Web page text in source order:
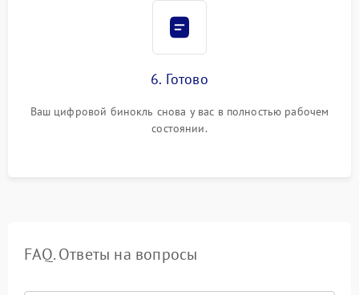
6. Готово
Ваш цифровой бинокль снова у вас в полностью рабочем
состоянии.
FAQ. Ответы на вопросы